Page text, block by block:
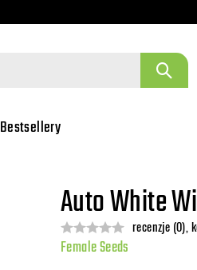
Bestsellery
Auto White
recenzje (0),
Female Seeds